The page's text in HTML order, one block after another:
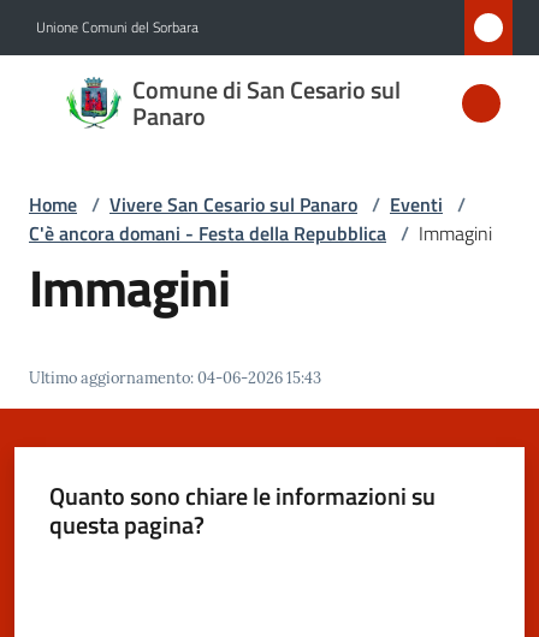
Unione Comuni del Sorbara
Comune di San Cesario sul
Panaro
Comune
di San
sul
Panaro
Vivere
Home / Vivere San Cesario sul Panaro / Eventi /
C'è ancora domani - Festa della Repubblica / Immagini
Immagini
Ultimo aggiornamento:04-06-2026 15:43
Quanto sono chiare le informazioni su
questa pagina?